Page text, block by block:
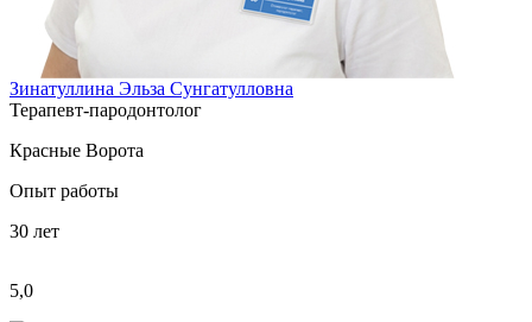
Зинатуллина Эльза Сунгатулловна
Терапевт-пародонтолог
Красные Ворота
Опыт работы
30 лет
5,0